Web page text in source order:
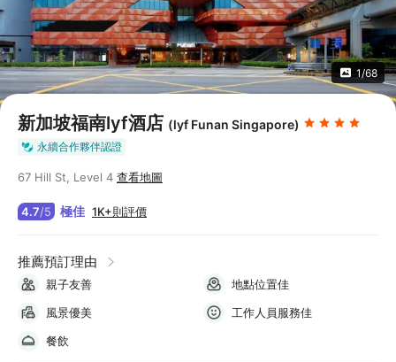
1/68
新加坡福南lyf酒店 (lyf Funan Singapore)
永續合作夥伴認證
67 Hill St, Level 4 查看地圖
4.7/5 極佳 1K+則評價
推薦預訂理由
親子友善
地點位置佳
風景優美
工作人員服務佳
餐飲